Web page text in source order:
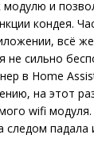
и
кондея.
всё
не сильно
в Home
на этот
wifi
следом